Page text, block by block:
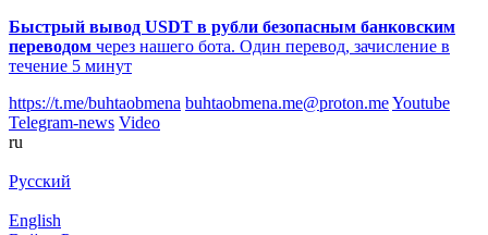
Быстрый вывод USDT в рубли безопасным банковским
переводом через нашего бота. Один перевод, зачисление в
течение 5 минут
https://t.me/buhtaobmena buhtaobmena.me@proton.meYoutube
Telegram-news Video
ru
Русский
English